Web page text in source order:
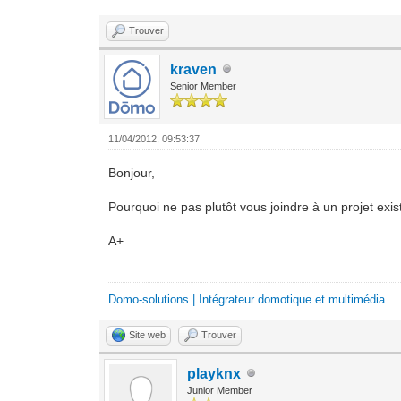
Trouver
kraven
Senior Member
11/04/2012, 09:53:37
Bonjour,
Pourquoi ne pas plutôt vous joindre à un projet
A+
Domo-solutions | Intégrateur domotique et multimédia
Site web Trouver
playknx
Junior Member